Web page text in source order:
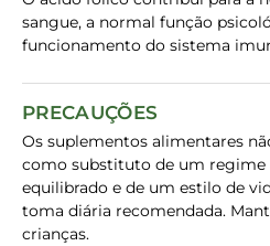
sangue, a normal função
funcionamento do sistema
PRECAUÇÕES
Os suplementos alimentares
como substituto de um regime
equilibrado e de um estilo de
toma diária recomendada.
crianças.